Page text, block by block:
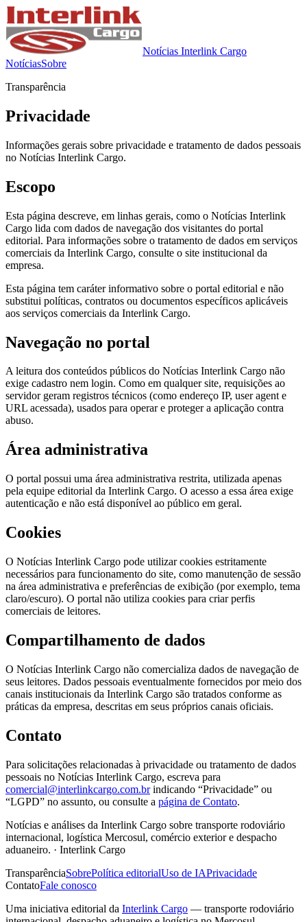
Notícias Interlink Cargo
NotíciasSobre
Transparência
Privacidade
Informações gerais sobre privacidade e tratamento de dados pessoais
no Notícias Interlink Cargo.
Escopo
Esta página descreve, em linhas gerais, como o Notícias Interlink
Cargo lida com dados de navegação dos visitantes do portal
editorial. Para informações sobre o tratamento de dados em serviços
comerciais da Interlink Cargo, consulte o site institucional da
empresa.
Esta página tem caráter informativo sobre o portal editorial e não
substitui políticas, contratos ou documentos específicos aplicáveis
aos serviços comerciais da Interlink Cargo.
Navegação no portal
A leitura dos conteúdos públicos do Notícias Interlink Cargo não
exige cadastro nem login. Como em qualquer site, requisições ao
servidor geram registros técnicos (como endereço IP, user agent e
URL acessada), usados para operar e proteger a aplicação contra
abuso.
Área administrativa
O portal possui uma área administrativa restrita, utilizada apenas
pela equipe editorial da Interlink Cargo. O acesso a essa área exige
autenticação e não está disponível ao público em geral.
Cookies
O Notícias Interlink Cargo pode utilizar cookies estritamente
necessários para funcionamento do site, como manutenção de sessão
na área administrativa e preferências de exibição (por exemplo, tema
claro/escuro). O portal não utiliza cookies para criar perfis
comerciais de leitores.
Compartilhamento de dados
O Notícias Interlink Cargo não comercializa dados de navegação de
seus leitores. Dados pessoais eventualmente fornecidos por meio dos
canais institucionais da Interlink Cargo são tratados conforme as
práticas da empresa, descritas em seus próprios canais oficiais.
Contato
Para solicitações relacionadas à privacidade ou tratamento de dados
pessoais no Notícias Interlink Cargo, escreva para
comercial@interlinkcargo.com.br indicando “Privacidade” ou
“LGPD” no assunto, ou consulte a página de Contato.
Notícias e análises da Interlink Cargo sobre transporte rodoviário
internacional, logística Mercosul, comércio exterior e despacho
aduaneiro. · Interlink Cargo
TransparênciaSobrePolítica editorialUso de IAPrivacidade
ContatoFale conosco
Uma iniciativa editorial da Interlink Cargo — transporte rodoviário